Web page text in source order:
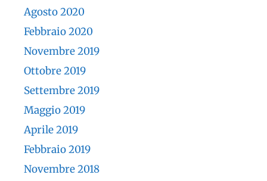
Agosto 2020
Febbraio 2020
Novembre 2019
Ottobre 2019
Settembre 2019
Maggio 2019
Aprile 2019
Febbraio 2019
Novembre 2018